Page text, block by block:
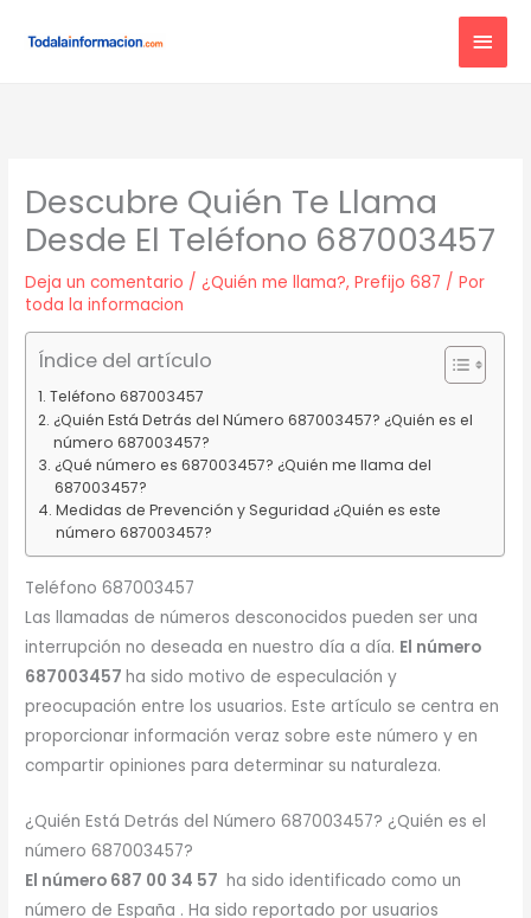
Descubre Quién Te Llama
Desde El Teléfono 687003457
Deja un comentario /¿Quién me llama?,Prefijo 687 / Por
toda la informacion
Índice del artículo
Teléfono 687003457
¿Quién Está Detrás del Número 687003457? ¿Quién es el
número 687003457?
¿Qué número es 687003457? ¿Quién me llama del
687003457?
Medidas de Prevención y Seguridad ¿Quién es este
número 687003457?
Teléfono 687003457
Las llamadas de números desconocidos pueden ser una
interrupción no deseada en nuestro día a día. El número
687003457ha sido motivo de especulación y
preocupación entre los usuarios. Este artículo se centra en
proporcionar información veraz sobre este número y en
compartir opiniones para determinar su naturaleza.
¿Quién Está Detrás del Número 687003457? ¿Quién es el
número 687003457?
El número 687 00 34 57 ha sido identificado como un
número de España . Ha sido reportado por usuarios